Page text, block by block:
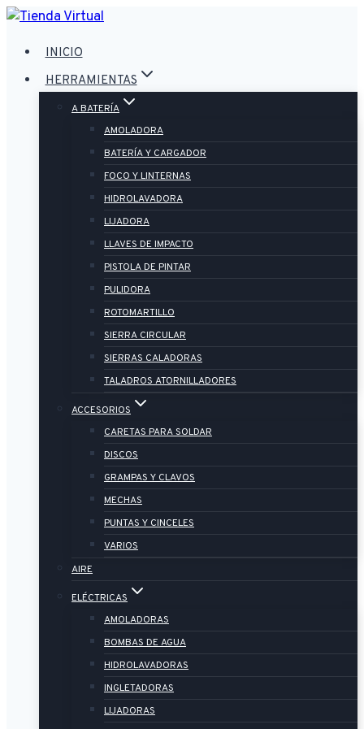
Saltar
contenido
INICIO
HERRAMIENTAS
A BATERÍA
AMOLADORA
BATERÍA Y CARGADOR
FOCO Y LINTERNAS
HIDROLAVADORA
LIJADORA
LLAVES DE IMPACTO
PISTOLA DE PINTAR
PULIDORA
ROTOMARTILLO
SIERRA CIRCULAR
SIERRAS CALADORAS
TALADROS ATORNILLADORES
ACCESORIOS
CARETAS PARA SOLDAR
DISCOS
GRAMPAS Y CLAVOS
MECHAS
PUNTAS Y CINCELES
VARIOS
AIRE
ELÉCTRICAS
AMOLADORAS
BOMBAS DE AGUA
HIDROLAVADORAS
INGLETADORAS
LIJADORAS